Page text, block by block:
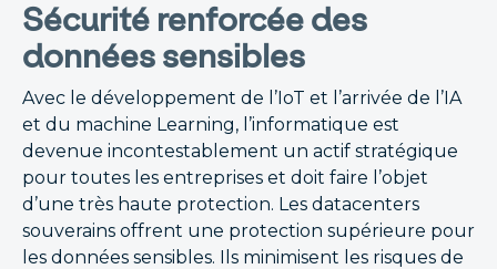
Sécurité renforcée des
données sensibles
Avec le développement de l’IoT et l’arrivée de l’IA
et du machine Learning, l’informatique est
devenue incontestablement un actif stratégique
pour toutes les entreprises et doit faire l’objet
d’une très haute protection. Les datacenters
souverains offrent une protection supérieure pour
les données sensibles. Ils minimisent les risques de